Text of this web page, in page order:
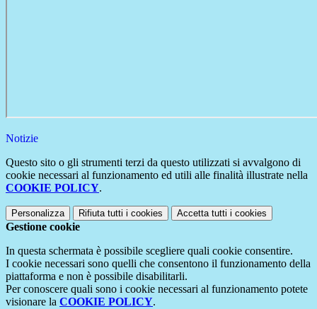
Notizie
Questo sito o gli strumenti terzi da questo utilizzati si avvalgono di
cookie necessari al funzionamento ed utili alle finalità illustrate nella
COOKIE POLICY.
Personalizza Rifiuta tutti i cookies Accetta tutti i cookies
Gestione cookie
In questa schermata è possibile scegliere quali cookie consentire.
I cookie necessari sono quelli che consentono il funzionamento della
piattaforma e non è possibile disabilitarli.
Per conoscere quali sono i cookie necessari al funzionamento potete
visionare la COOKIE POLICY.